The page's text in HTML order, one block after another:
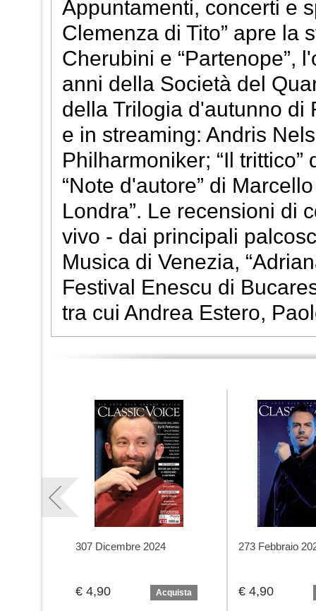
Appuntamenti, concerti e
Clemenza di Tito” apre la
Cherubini e “Partenope”,
anni della Società del
della Trilogia d'autunno di
e in streaming: Andris
Philharmoniker; “Il
“Note d'autore” di
Londra”. Le recensioni di
vivo - dai principali
Musica di Venezia,
Festival Enescu di
tra cui Andrea Estero,
307 Dicembre 2024
€ 4,90 Acquista
273 Febbraio
€ 4,90